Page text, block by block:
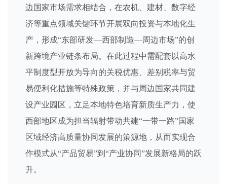
边国家市场需求相结合，在农机、建材、数字经
济等重点领域关键环节开展双向投资与本地化生
产，形成“东部研发—西部制造—周边市场”的创
新跨境产业链条布局。在此过程中需配套以高水
平制度型开放为导向的关税优惠、差别税率与贸
易便利化措施等特殊政策，并与周边国家共同建
设产业园区，立足本地特色培育新质生产力，使
西部地区成为担当辐射带动共建“一带一路”国家
区域经济高质量协同发展的策源地，从而实现合
作模式从“产品贸易”到“产业协同”发展新格局的跃
升。